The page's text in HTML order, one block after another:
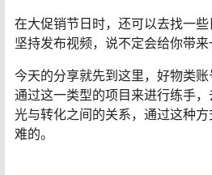
在大促销节日时，还可以去找一
坚持发布视频，说不定会给你带来
今天的分享就先到这里，好物类
通过这一类型的项目来进行练手
光与转化之间的关系，通过这种
难的。